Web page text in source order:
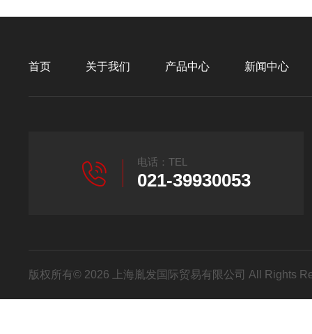
首页 关于我们 产品中心 新闻中心
电话：TEL
021-39930053
版权所有© 2026 上海胤发国际贸易有限公司 All Rights